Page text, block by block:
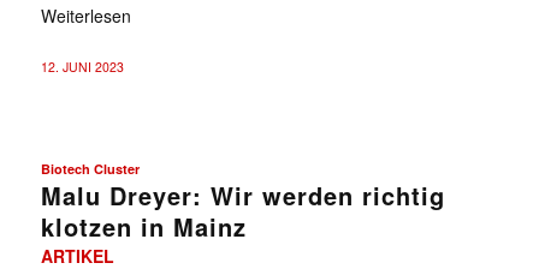
Weiterlesen
12. JUNI 2023
Biotech Cluster
Malu Dreyer: Wir werden richtig
klotzen in Mainz
ARTIKEL